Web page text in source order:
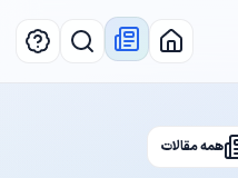
همه مقالات